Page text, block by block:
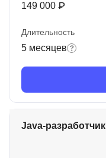
149 000 ₽
Длительность
5 месяцев
Java-разработчик